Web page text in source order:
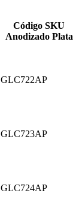
Código SKU
Anodizado Plata
GLC722AP
GLC723AP
GLC724AP